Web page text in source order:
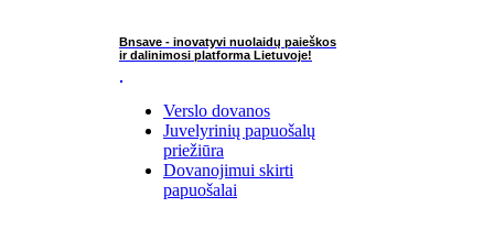
Bnsave - inovatyvi nuolaidų paieškos
ir dalinimosi platforma Lietuvoje!
Verslo dovanos
Juvelyrinių papuošalų
priežiūra
Dovanojimui skirti
papuošalai